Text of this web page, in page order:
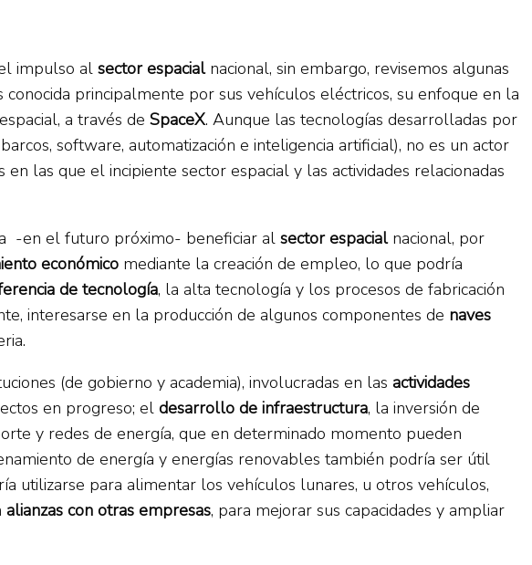
impulso al sector espacial nacional, sin embargo, revisemos algunas
principalmente por sus vehículos eléctricos, su enfoque en la
espacial, a través de SpaceX. Aunque las tecnologías desarrolladas por
software, automatización e inteligencia artificial), no es un actor
las que el incipiente sector espacial y las actividades relacionadas
-en el futuro próximo- beneficiar al sector espacial nacional, por
económico mediante la creación de empleo, lo que podría
de tecnología, la alta tecnología y los procesos de fabricación
interesarse en la producción de algunos componentes de naves
(de gobierno y academia), involucradas en las actividades
en progreso; el desarrollo de infraestructura, la inversión de
y redes de energía, que en determinado momento pueden
de energía y energías renovables también podría ser útil
utilizarse para alimentar los vehículos lunares, u otros vehículos,
alianzas con otras empresas, para mejorar sus capacidades y ampliar